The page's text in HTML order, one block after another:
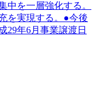
中を一層強化する。
を実現する。●今後
29年6月事業譲渡日